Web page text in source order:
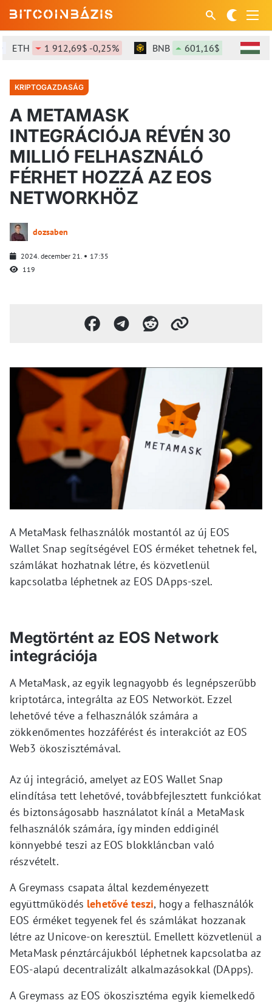
ETH 1 912,69$ -0,25% BNB 601,16$ +1,34%
KRIPTOGAZDASÁG
A METAMASK
INTEGRÁCIÓJA RÉVÉN 30
MILLIÓ FELHASZNÁLÓ
FÉRHET HOZZÁ AZ EOS
NETWORKHÖZ
dozsaben
2024. december 21.
17:35
119
A MetaMask felhasználók mostantól az új EOS
Wallet Snap segítségével EOS érméket tehetnek fel,
számlákat hozhatnak létre, és közvetlenül
kapcsolatba léphetnek az EOS DApps-szel.
Megtörtént az EOS Network
integrációja
A MetaMask, az egyik legnagyobb és legnépszerűbb
kriptotárca, integrálta az EOS Networköt. Ezzel
lehetővé téve a felhasználók számára a
zökkenőmentes hozzáférést és interakciót az EOS
Web3 ökoszisztémával.
Az új integráció, amelyet az EOS Wallet Snap
elindítása tett lehetővé, továbbfejlesztett funkciókat
és biztonságosabb használatot kínál a MetaMask
felhasználók számára, így minden eddiginél
könnyebbé teszi az EOS blokkláncban való
részvételt.
A Greymass csapata által kezdeményezett
együttműködés lehetővé teszi, hogy a felhasználók
EOS érméket tegyenek fel és számlákat hozzanak
létre az Unicove-on keresztül. Emellett közvetlenül a
MetaMask pénztárcájukból léphetnek kapcsolatba az
EOS-alapú decentralizált alkalmazásokkal (DApps).
A Greymass az EOS ökoszisztéma egyik kiemelkedő